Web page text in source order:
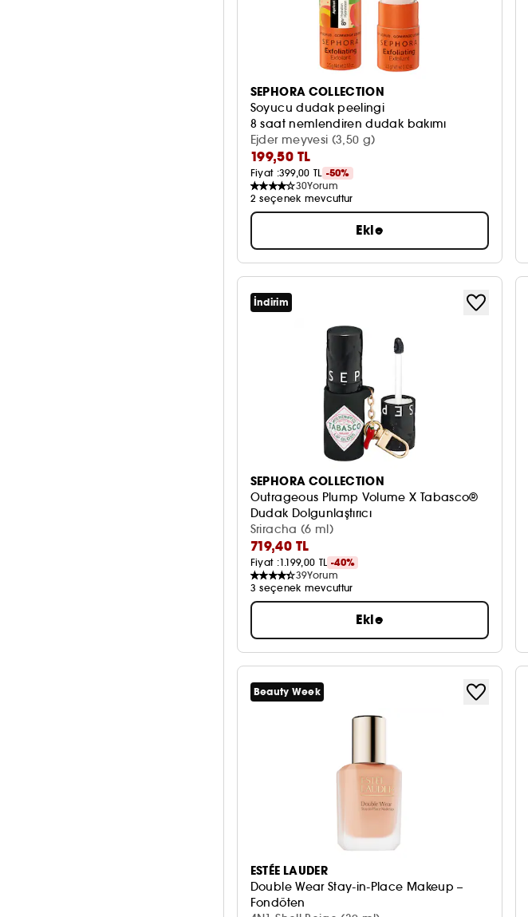
SEPHORA COLLECTION
Soyucu dudak peelingi
8 saat nemlendiren dudak bakımı
Ejder meyvesi (3,50 g)
199,50 TL
Fiyat :399,00 TL -50%
30Yorum
2 seçenek mevcuttur
Ekle
İndirim
SEPHORA COLLECTION
Outrageous Plump Volume X Tabasco®
Dudak Dolgunlaştırıcı
Sriracha (6 ml)
719,40 TL
Fiyat :1.199,00 TL -40%
39Yorum
3 seçenek mevcuttur
Ekle
Beauty Week
ESTÉE LAUDER
Double Wear Stay-in-Place Makeup –
Fondöten